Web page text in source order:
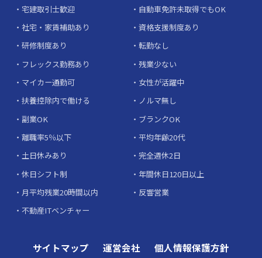
宅建取引士歓迎
自動車免許未取得でもOK
社宅・家賃補助あり
資格支援制度あり
研修制度あり
転勤なし
フレックス勤務あり
残業少ない
マイカー通勤可
女性が活躍中
扶養控除内で働ける
ノルマ無し
副業OK
ブランクOK
離職率5％以下
平均年齢20代
土日休みあり
完全週休2日
休日シフト制
年間休日120日以上
月平均残業20時間以内
反響営業
不動産ITベンチャー
サイトマップ 運営会社 個人情報保護方針